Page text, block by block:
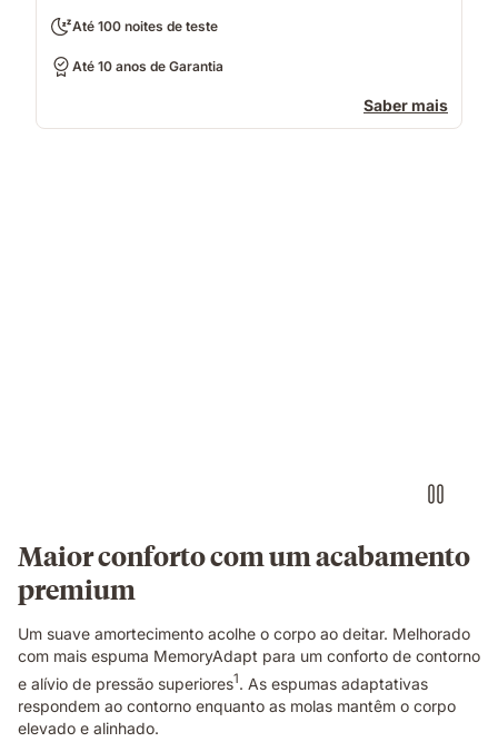
Até 100 noites de teste
Até 10 anos de Garantia
Saber mais
cada
lado.
Maior conforto com um acabamento
premium
Um suave amortecimento acolhe o corpo ao deitar. Melhorado
com mais espuma MemoryAdapt para um conforto de contorno
e alívio de pressão superiores1. As espumas adaptativas
respondem ao contorno enquanto as molas mantêm o corpo
elevado e alinhado.